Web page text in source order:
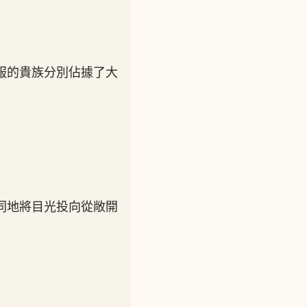
的貴族分別佔據了大
地將目光投向從敞開